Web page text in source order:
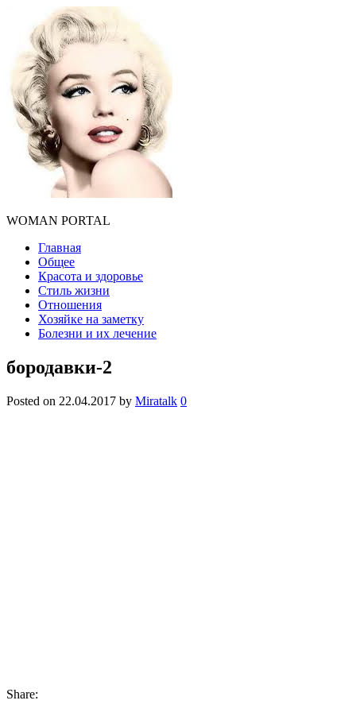
WOMAN PORTAL
Главная
Общее
Красота и здоровье
Стиль жизни
Отношения
Хозяйке на заметку
Болезни и их лечение
бородавки-2
Posted on 22.04.2017 by Miratalk 0
Share: